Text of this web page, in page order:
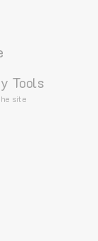
Tools
site